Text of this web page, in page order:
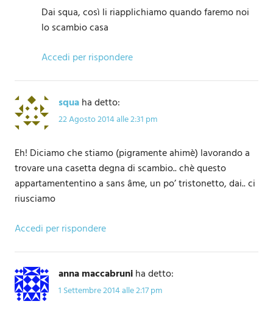
Dai squa, così li riapplichiamo quando faremo noi
lo scambio casa
Accedi per rispondere
squaha detto:
22 Agosto 2014 alle 2:31 pm
Eh! Diciamo che stiamo (pigramente ahimè) lavorando a
trovare una casetta degna di scambio.. chè questo
appartamententino a sans âme, un po’ tristonetto, dai.. ci
riusciamo
Accedi per rispondere
anna maccabruniha detto:
1 Settembre 2014 alle 2:17 pm